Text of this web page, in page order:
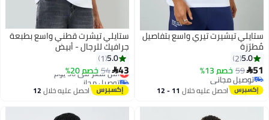
ستايلي تيشيرت تيري واسع بتفاصيل
مُطرّزة
5.0
2
51
59 خصم 13%
توصيل مجاني
توصيل مجانياحصل عليه خلال 11 - 12
ستايلي تيشرت قطني واسع بطبعة
جرافيك للرجال - أبيض
5.0
1
43
54 خصم 20%
أقل سعر في 30 يوم
توصيل مجاني
أقل سعر في 30 يوماحصل عليه خلال12